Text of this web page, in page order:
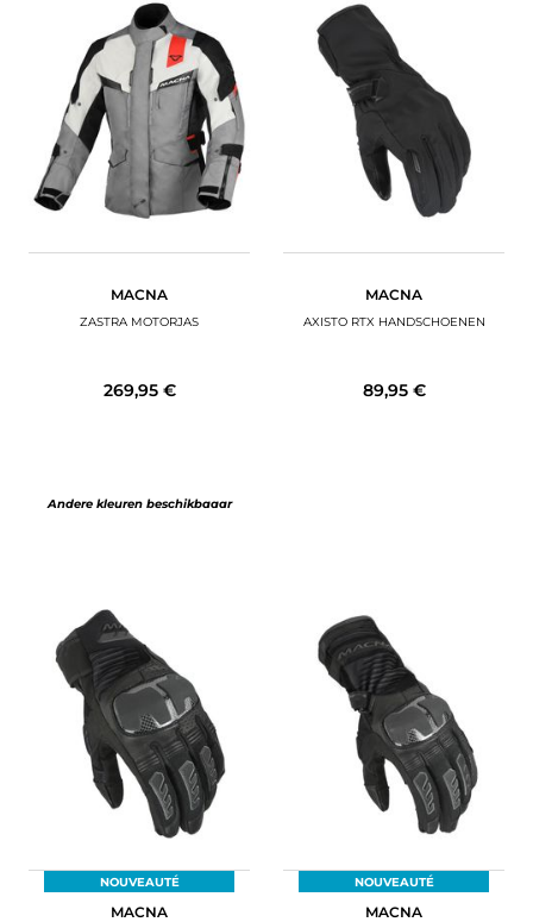
MACNA
ZASTRA MOTORJAS
269,95 €
Andere kleuren beschikbaaar
MACNA
AXISTO RTX HANDSCHOENEN
89,95 €
NOUVEAUTÉ
MACNA
NOUVEAUTÉ
MACNA